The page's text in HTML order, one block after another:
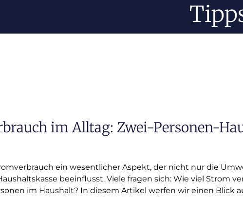
im Alltag: Zwei-Personen-
ein wesentlicher Aspekt, der nicht nur die
beeinflusst. Viele fragen sich: Wie viel Strom
im Haushalt? In diesem Artikel werfen wir einen Blick